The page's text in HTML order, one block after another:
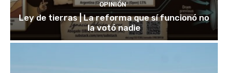
OPINIÓN
Ley de tierras | La reforma que sí funcionó no
la votó nadie